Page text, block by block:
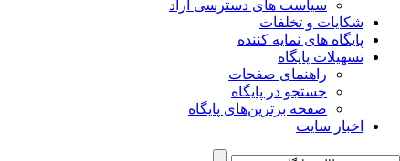
سیاست های دسترسی آزاد
شکایات و تخلفات
پایگاه های نمایه کننده
تسهیلات پایگاه
راهنمای صفحات
جستجو در پایگاه
صفحه برترین‌های پایگاه
اخبار سایت